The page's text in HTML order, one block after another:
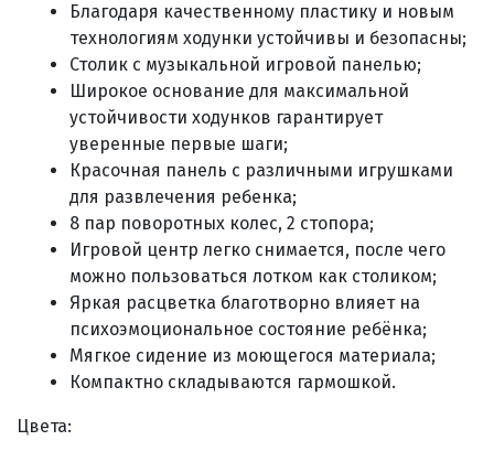
Благодаря качественному пластику и новым
технологиям ходунки устойчивы и безопасны;
Столик с музыкальной игровой панелью;
Широкое основание для максимальной
устойчивости ходунков гарантирует
уверенные первые шаги;
Красочная панель с различными игрушками
для развлечения ребенка;
8 пар поворотных колес, 2 стопора;
Игровой центр легко снимается, после чего
можно пользоваться лотком как столиком;
Яркая расцветка благотворно влияет на
психоэмоциональное состояние ребёнка;
Мягкое сидение из моющегося материала;
Компактно складываются гармошкой.
Цвета: